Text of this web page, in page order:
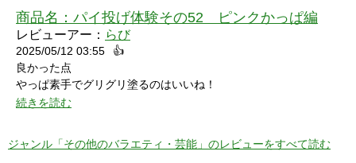
商品名： パイ投げ体験その52 ピンクかっぱ編
レビューアー： らび
2025/05/12 03:55
👍
良かった点
やっぱ素手でグリグリ塗るのはいいね！
特に21分の途中からとてもいい感じ！
続きを読む
ジャンル「その他のバラエティ・芸能」のレビューをすべて読む